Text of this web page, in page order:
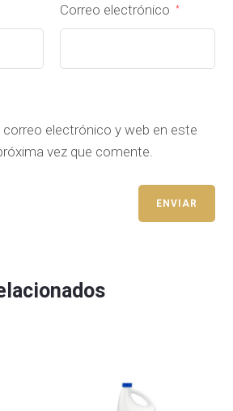
Correo electrónico *
correo electrónico y web en este
vez que comente.